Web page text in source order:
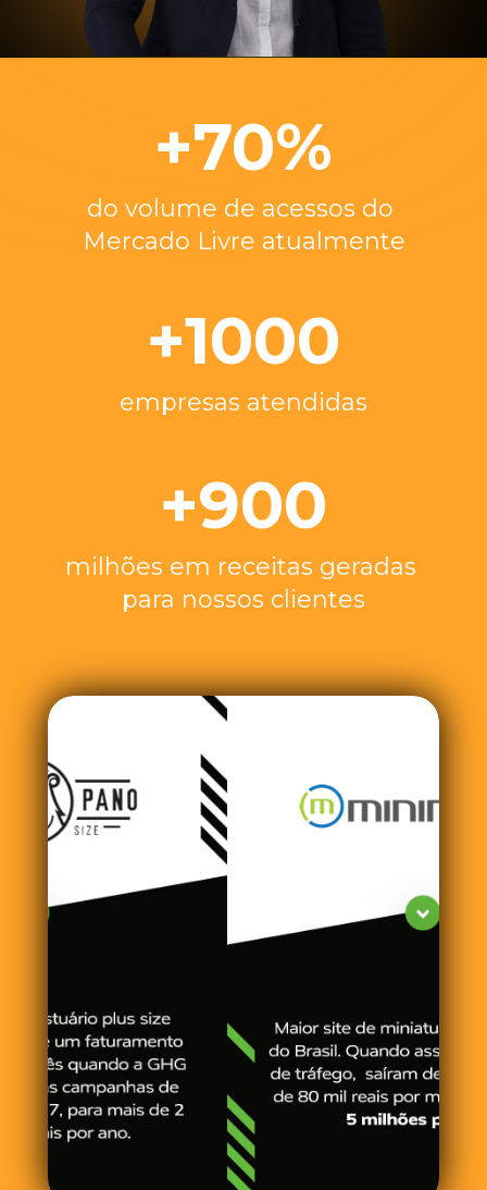
+70%
milhões em receitas geradas
para nossos clientes
empresas atendidas
do volume de acessos do
Mercado Livre atualmente
+900
+1000